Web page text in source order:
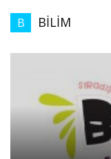
B BİLİM